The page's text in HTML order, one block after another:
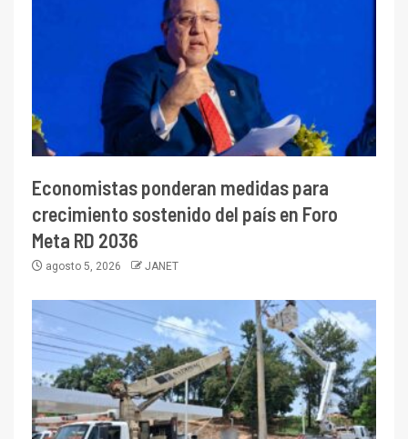
Economistas ponderan medidas para
crecimiento sostenido del país en Foro
Meta RD 2036
agosto 5, 2026 JANET